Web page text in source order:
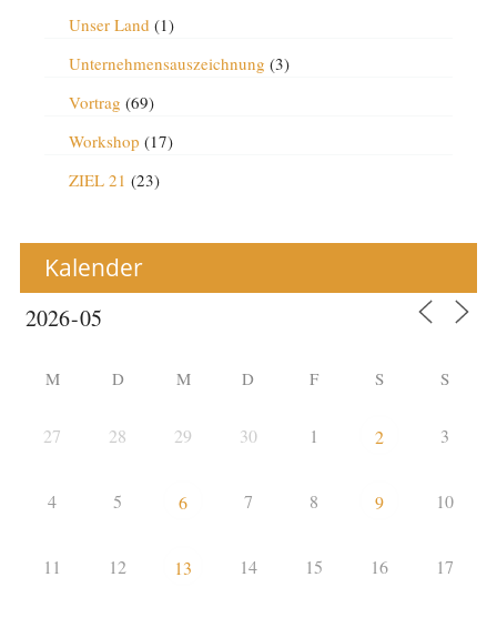
Unser Land (1)
Unternehmensauszeichnung (3)
Vortrag (69)
Workshop (17)
ZIEL 21 (23)
Kalender
M D M D F S S
27 28 29 30 1 2 3
4 5 6 7 8 9 10
11 12 13 14 15 16 17